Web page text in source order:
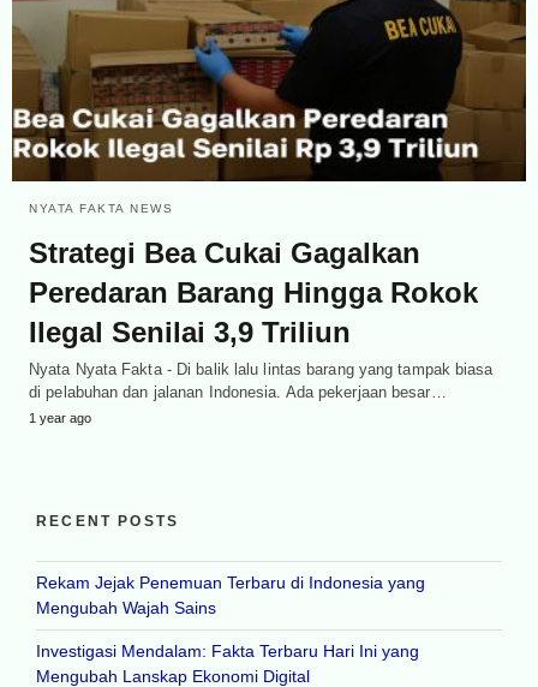
NYATA FAKTA NEWS
Strategi Bea Cukai Gagalkan
Peredaran Barang Hingga Rokok
Ilegal Senilai 3,9 Triliun
Nyata Nyata Fakta - Di balik lalu lintas barang yang tampak biasa
di pelabuhan dan jalanan Indonesia. Ada pekerjaan besar…
1 year ago
RECENT POSTS
Rekam Jejak Penemuan Terbaru di Indonesia yang
Mengubah Wajah Sains
Investigasi Mendalam: Fakta Terbaru Hari Ini yang
Mengubah Lanskap Ekonomi Digital